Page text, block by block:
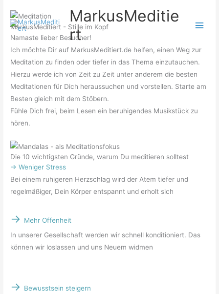
Inhalt
springen
MarkusMeditie
rt
MarkusMeditiert - Stille im Kopf
Namaste lieber Besucher!
Ich möchte Dir auf MarkusMeditiert.de helfen, einen Weg zur
Meditation zu finden oder tiefer in das Thema einzutauchen.
Hierzu werde ich von Zeit zu Zeit unter anderem die besten
Meditationen für Dich heraussuchen und vorstellen. Starte am
Besten gleich mit dem Stöbern.
Fühle Dich frei, beim Lesen ein beruhigendes Musikstück zu
hören.
Die 10 wichtigsten Gründe, warum Du meditieren solltest
-> Weniger Stress
Bei einem ruhigeren Herzschlag wird der Atem tiefer und
regelmäßiger, Dein Körper entspannt und erholt sich
-> Mehr Offenheit
In unserer Gesellschaft werden wir schnell konditioniert. Das
können wir loslassen und uns Neuem widmen
-> Bewusstsein steigern